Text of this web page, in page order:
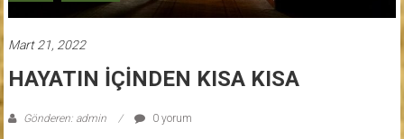
Mart 21, 2022
HAYATIN İÇİNDEN KISA KISA
Gönderen: admin 0 yorum